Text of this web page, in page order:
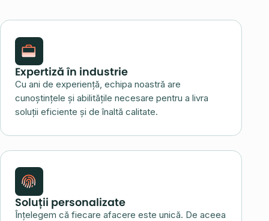
Expertiză în industrie
Cu ani de experiență, echipa noastră are
cunoștințele și abilitățile necesare pentru a livra
soluții eficiente și de înaltă calitate.
Soluții personalizate
Înțelegem că fiecare afacere este unică. De aceea